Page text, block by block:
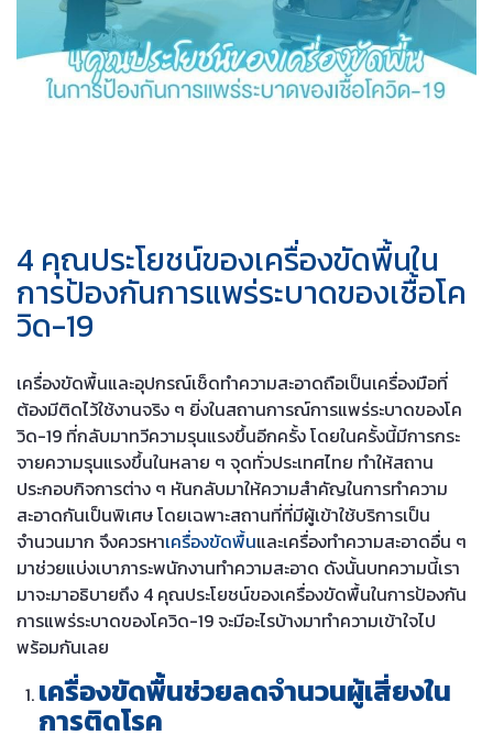
4 คุณประโยชน์ของเครื่องขัดพื้นใน
การป้องกันการแพร่ระบาดของเชื้อโค
วิด-19
เครื่องขัดพื้นและอุปกรณ์เช็ดทำความสะอาดถือเป็นเครื่องมือที่
ต้องมีติดไว้ใช้งานจริง ๆ ยิ่งในสถานการณ์การแพร่ระบาดของโค
วิด-19 ที่กลับมาทวีความรุนแรงขึ้นอีกครั้ง โดยในครั้งนี้มีการกระ
จายความรุนแรงขึ้นในหลาย ๆ จุดทั่วประเทศไทย ทำให้สถาน
ประกอบกิจการต่าง ๆ หันกลับมาให้ความสำคัญในการทำความ
สะอาดกันเป็นพิเศษ โดยเฉพาะสถานที่ที่มีผู้เข้าใช้บริการเป็น
จำนวนมาก จึงควรหาเครื่องขัดพื้นและเครื่องทำความสะอาดอื่น ๆ
มาช่วยแบ่งเบาภาระพนักงานทำความสะอาด ดังนั้นบทความนี้เรา
มาจะมาอธิบายถึง 4 คุณประโยชน์ของเครื่องขัดพื้นในการป้องกัน
การแพร่ระบาดของโควิด-19 จะมีอะไรบ้างมาทำความเข้าใจไป
พร้อมกันเลย
เครื่องขัดพื้นช่วยลดจำนวนผู้เสี่ยงใน
การติดโรค